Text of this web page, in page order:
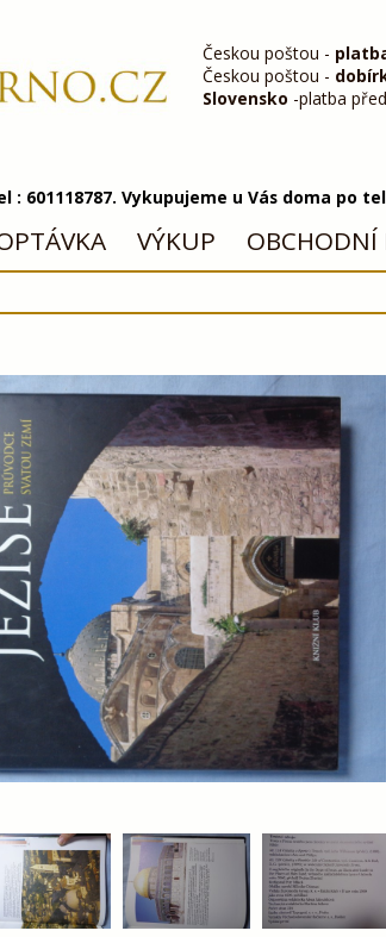
Českou poštou -
Českou poštou -
Slovensko -platba
601118787. Vykupujeme u Vás doma po
VÝKUP